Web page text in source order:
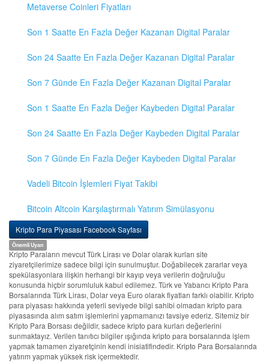
Metaverse Coinleri Fiyatları
Son 1 Saatte En Fazla Değer Kazanan Digital Paralar
Son 24 Saatte En Fazla Değer Kazanan Digital Paralar
Son 7 Günde En Fazla Değer Kazanan Digital Paralar
Son 1 Saatte En Fazla Değer Kaybeden Digital Paralar
Son 24 Saatte En Fazla Değer Kaybeden Digital Paralar
Son 7 Günde En Fazla Değer Kaybeden Digital Paralar
Vadeli Bitcoin İşlemleri Fiyat Takibi
Bitcoin Altcoin Karşılaştırmalı Yatırım Simülasyonu
Kripto Para Piyasası Facebook Sayfası
Önemli Uyarı
Kripto Paraların mevcut Türk Lirası ve Dolar olarak kurları site
ziyaretçilerimize sadece bilgi için sunulmuştur. Doğabilecek zararlar veya
spekülasyonlara ilişkin herhangi bir kayıp veya verilerin doğruluğu
konusunda hiçbir sorumluluk kabul edilemez. Türk ve Yabancı Kripto Para
Borsalarında Türk Lirası, Dolar veya Euro olarak fiyatları farklı olabilir. Kripto
para piyasası hakkında yeterli seviyede bilgi sahibi olmadan kripto para
piyasasında alım satım işlemlerini yapmamanızı tavsiye ederiz. Sitemiz bir
Kripto Para Borsası değildir, sadece kripto para kurları değerlerini
sunmaktayız. Verilen tanıtıcı bilgiler ışığında kripto para borsalarında işlem
yapmak tamamen ziyaretçinin kendi inisiatifindedir. Kripto Para Borsalarında
yatırım yapmak yüksek risk içermektedir.